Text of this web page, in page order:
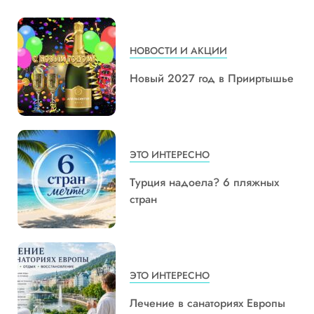
НОВОСТИ И АКЦИИ
Новый 2027 год в Прииртышье
ЭТО ИНТЕРЕСНО
Турция надоела? 6 пляжных
стран
ЭТО ИНТЕРЕСНО
Лечение в санаториях Европы